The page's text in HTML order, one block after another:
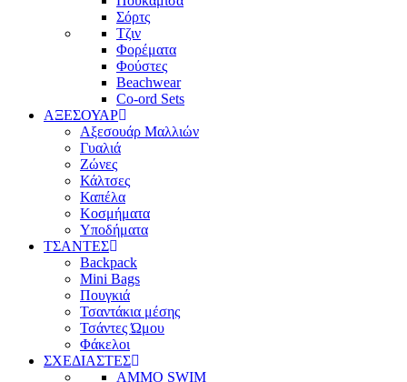
Σόρτς
Τζιν
Φορέματα
Φούστες
Beachwear
Co-ord Sets
ΑΞΕΣΟΥΑΡ
Αξεσουάρ Μαλλιών
Γυαλιά
Ζώνες
Κάλτσες
Καπέλα
Κοσμήματα
Υποδήματα
ΤΣΑΝΤΕΣ
Backpack
Mini Bags
Πουγκιά
Τσαντάκια μέσης
Τσάντες Ώμου
Φάκελοι
ΣΧΕΔΙΑΣΤΕΣ
AMMO SWIM